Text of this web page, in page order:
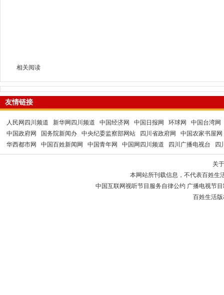
相关阅读
友情链接
人民网四川频道 新华网四川频道 中国经济网 中国日报网 环球网
中国台湾网
中国政府网
国务院新闻办 中央纪委监察部网站 四川省政府网
中国农家书屋网
华西都市网
中国百姓新闻网 中国青年网 中国网四川频道 四川广播电视台 四
关
本网站所刊载信息，不代表百姓生
中国互联网视听节目服务自律公约 广播电视节
百姓生活